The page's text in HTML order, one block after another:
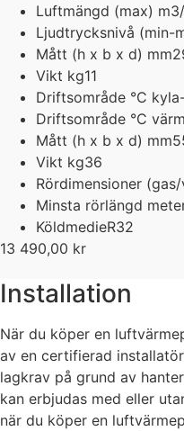
Luftmängd (max)
Ljudtrycksnivå (min-
Mått (h x b x d) mm
Vikt kg11
Driftsområde °C kyla
Driftsområde °C
Mått (h x b x d) mm
Vikt kg36
Rördimensioner
Minsta rörlängd
KöldmedieR32
13 490,00 kr
Installation
När du köper en
av en certifierad
lagkrav på grund av
kan erbjudas med eller
när du köper en